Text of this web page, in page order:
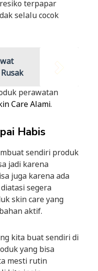
terpapar
selalu cocok
perawatan
Care Alami.
Habis
sendiri produk
jadi karena
juga karena ada
segera
skin care yang
aktif.
kita buat sendiri di
yang bisa
mesti rutin